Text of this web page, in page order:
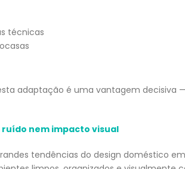
técnicas
adaptação é uma vantagem decisiva
nem impacto visual
tendências do design doméstico